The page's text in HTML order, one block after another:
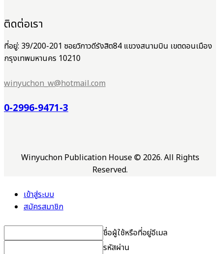
ติดต่อเรา
ที่อยู่: 39/200-201 ซอยวิภาวดีรังสิต84 แขวงสนามบิน เขตดอนเมือง
กรุงเทพมหานคร 10210
winyuchon_w@hotmail.com
0-2996-9471-3
Winyuchon Publication House © 2026. All Rights
Reserved.
เข้าสู่ระบบ
สมัครสมาชิก
ชื่อผู้ใช้หรือที่อยู่อีเมล
รหัสผ่าน